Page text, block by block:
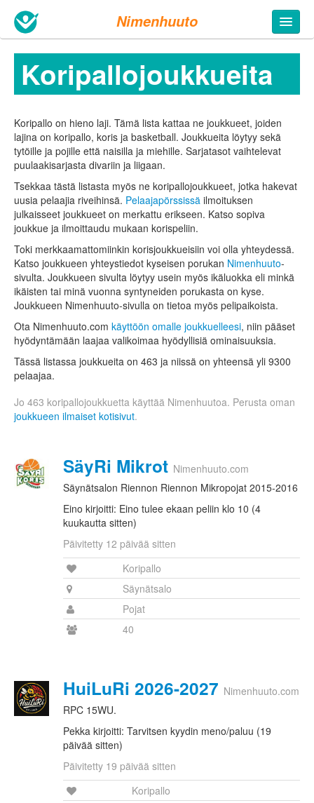
Nimenhuuto
Koripallo­joukkueita
Koripallo on hieno laji. Tämä lista kattaa ne joukkueet, joiden
lajina on koripallo, koris ja basketball. Joukkueita löytyy sekä
tytöille ja pojille että naisilla ja miehille. Sarjatasot vaihtelevat
puulaakisarjasta divariin ja liigaan.
Tsekkaa tästä listasta myös ne koripallo­joukkueet, jotka hakevat
uusia pelaajia riveihinsä. Pelaajapörssissä ilmoituksen
julkaisseet joukkueet on merkattu erikseen. Katso sopiva
joukkue ja ilmoittaudu mukaan koris­peliin.
Toki merkkaamattomiinkin korisjoukkueisiin voi olla yhteydessä.
Katso joukkueen yhteystiedot kyseisen porukan Nimenhuuto-
sivulta. Joukkueen sivulta löytyy usein myös ikäluokka eli minkä
ikäisten tai minä vuonna syntyneiden porukasta on kyse.
Joukkueen Nimenhuuto-sivulla on tietoa myös pelipaikoista.
Ota Nimenhuuto.com käyttöön omalle joukkuelleesi, niin pääset
hyödyntämään laajaa valikoimaa hyödyllisiä ominaisuuksia.
Tässä listassa joukkueita on 463 ja niissä on yhteensä yli 9300
pelaajaa.
Jo 463 koripallojoukkuetta käyttää Nimenhuutoa. Perusta oman
joukkueen ilmaiset kotisivut.
SäyRi Mikrot Nimenhuuto.com
Säynätsalon Riennon Riennon Mikropojat 2015-2016
Eino kirjoitti: Eino tulee ekaan peliin klo 10 (4
kuukautta sitten)
Päivitetty 12 päivää sitten
Koripallo
Säynätsalo
Pojat
40
HuiLuRi 2026-2027 Nimenhuuto.com
RPC 15WU.
Pekka kirjoitti: Tarvitsen kyydin meno/paluu (19
päivää sitten)
Päivitetty 19 päivää sitten
Koripallo